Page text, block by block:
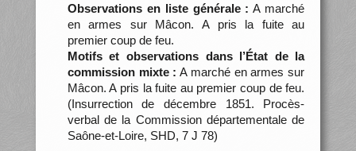
Observations en liste générale : A marché
en armes sur Mâcon. A pris la fuite au
premier coup de feu.
Motifs et observations dans l’État de la
commission mixte : A marché en armes sur
Mâcon. A pris la fuite au premier coup de feu.
(Insurrection de décembre 1851. Procès-
verbal de la Commission départementale de
Saône-et-Loire, SHD, 7 J 78)